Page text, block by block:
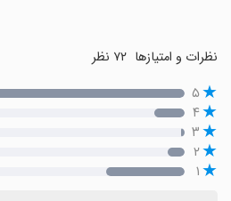
نظرات و امتیازها
۵
۴
۳
۲
۱